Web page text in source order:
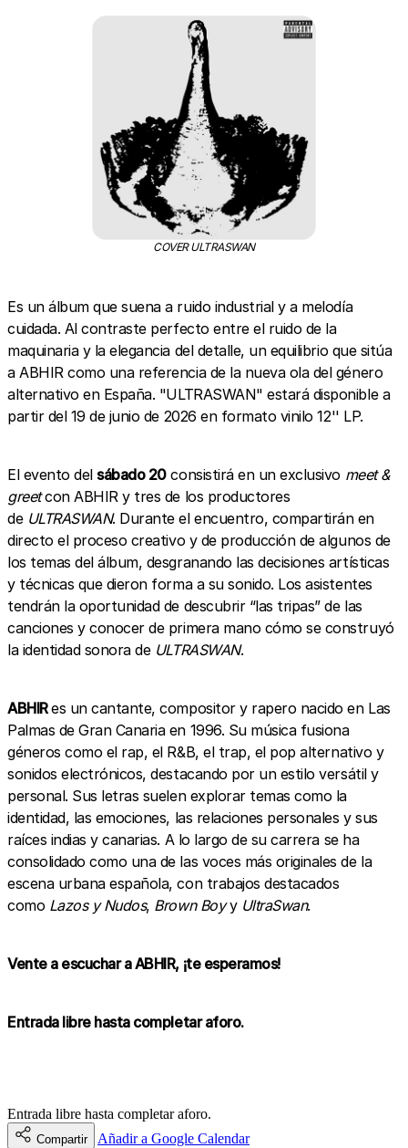
COVER ULTRASWAN
Es un álbum que suena a ruido industrial y a melodía
cuidada. Al contraste perfecto entre el ruido de la
maquinaria y la elegancia del detalle, un equilibrio que sitúa
a ABHIR como una referencia de la nueva ola del género
alternativo en España. "ULTRASWAN" estará disponible a
partir del 19 de junio de 2026 en formato vinilo 12'' LP.
El evento delsábado 20consistirá en un exclusivo meet &
greetcon ABHIR y tres de los productores
de ULTRASWAN. Durante el encuentro, compartirán en
directo el proceso creativo y de producción de algunos de
los temas del álbum, desgranando las decisiones artísticas
y técnicas que dieron forma a su sonido. Los asistentes
tendrán la oportunidad de descubrir “las tripas” de las
canciones y conocer de primera mano cómo se construyó
la identidad sonora de ULTRASWAN.
ABHIRes un cantante, compositor y rapero nacido en Las
Palmas de Gran Canaria en 1996. Su música fusiona
géneros como el rap, el R&B, el trap, el pop alternativo y
sonidos electrónicos, destacando por un estilo versátil y
personal. Sus letras suelen explorar temas como la
identidad, las emociones, las relaciones personales y sus
raíces indias y canarias. A lo largo de su carrera se ha
consolidado como una de las voces más originales de la
escena urbana española, con trabajos destacados
como Lazos y Nudos, Brown Boyy UltraSwan.
Vente a escuchar a ABHIR, ¡te esperamos!
Entrada libre hasta completar aforo.
Entrada libre hasta completar aforo.
Compartir Añadir a Google Calendar